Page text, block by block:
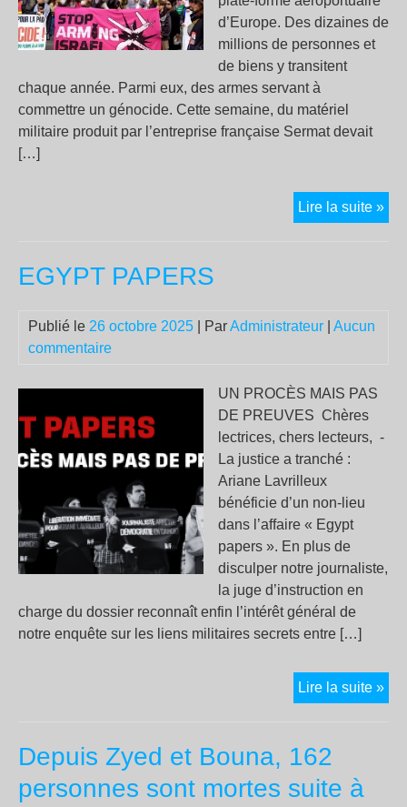
d’Europe. Des dizaines de
millions de personnes et
de biens y transitent
chaque année. Parmi eux, des armes servant à
commettre un génocide. Cette semaine, du matériel
militaire produit par l’entreprise française Sermat devait
[…]
Lire la suite »
de
EGYPT PAPERS
Publié le 26 octobre 2025 | ParAdministrateur
Aucun
commentaire
UN PROCÈS MAIS PAS
DE PREUVES ­ Chères
lectrices, chers lecteurs, ­ ­
La justice a tranché :
Ariane Lavrilleux
bénéficie d’un non-lieu
dans l’affaire « Egypt
papers ». En plus de
disculper notre journaliste,
la juge d’instruction en
charge du dossier reconnaît enfin l’intérêt général de
notre enquête sur les liens militaires secrets entre […]
Lire la suite »
Depuis Zyed et Bouna, 162
personnes sont mortes suite à